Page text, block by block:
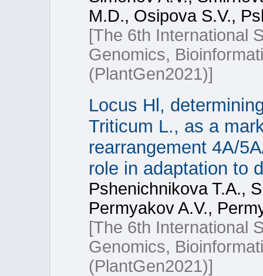
M.D., Osipova S.V.,
[The 6th International
Genomics,
(PlantGen2021)]
Locus Hl,
Triticum L., as a
rearrangement 4A/
role in adaptation to
Pshenichnikova T.A.,
Permyakov A.V.,
[The 6th International
Genomics,
(PlantGen2021)]